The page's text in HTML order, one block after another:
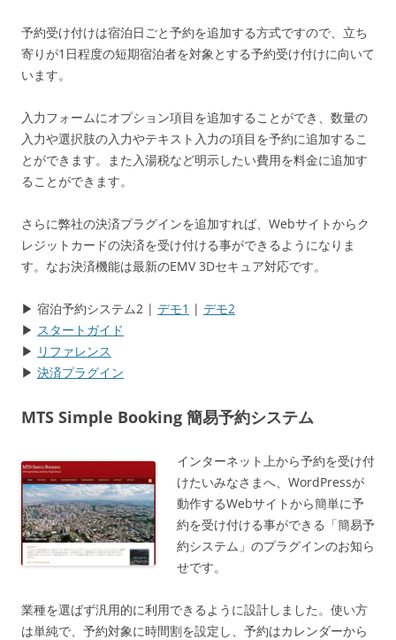
予約受け付けは宿泊日ごと予約を追加する方式ですので、立ち
寄りが1日程度の短期宿泊者を対象とする予約受け付けに向いて
います。
入力フォームにオプション項目を追加することができ、数量の
入力や選択肢の入力やテキスト入力の項目を予約に追加するこ
とができます。また入湯税など明示したい費用を料金に追加す
ることができます。
さらに弊社の決済プラグインを追加すれば、Webサイトからク
レジットカードの決済を受け付ける事ができるようになりま
す。なお決済機能は最新のEMV 3Dセキュア対応です。
▶ 宿泊予約システム2 | デモ1 | デモ2
▶ スタートガイド
▶ リファレンス
▶ 決済プラグイン
MTS Simple Booking 簡易予約システム
インターネット上から予約を受け付
けたいみなさまへ、WordPressが
動作するWebサイトから簡単に予
約を受け付ける事ができる「簡易予
約システム」のプラグインのお知ら
せです。
業種を選ばず汎用的に利用できるように設計しました。使い方
は単純で、予約対象に時間割を設定し、予約はカレンダーから